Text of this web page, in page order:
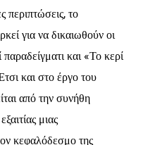
το
για να δικαιωθούν οι
και «Το κερί
και στο έργο του
από την συνήθη
μιας
κεφαλόδεσμο της